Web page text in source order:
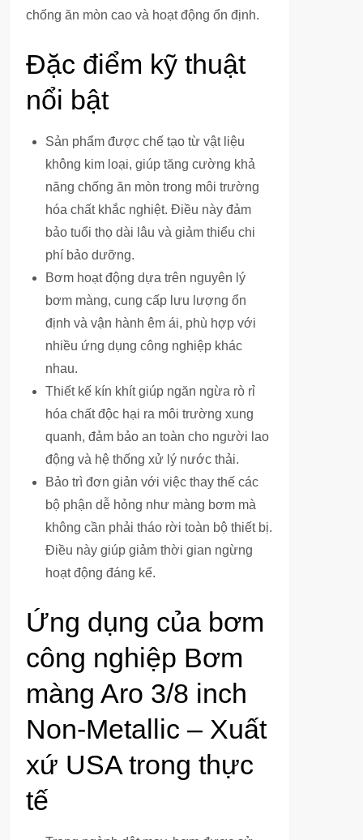
chống ăn mòn cao và hoạt động ổn định.
Đặc điểm kỹ thuật
nổi bật
Sản phẩm được chế tạo từ vật liệu
không kim loại, giúp tăng cường khả
năng chống ăn mòn trong môi trường
hóa chất khắc nghiệt. Điều này đảm
bảo tuổi thọ dài lâu và giảm thiểu chi
phí bảo dưỡng.
Bơm hoạt động dựa trên nguyên lý
bơm màng, cung cấp lưu lượng ổn
định và vận hành êm ái, phù hợp với
nhiều ứng dụng công nghiệp khác
nhau.
Thiết kế kín khít giúp ngăn ngừa rò rỉ
hóa chất độc hại ra môi trường xung
quanh, đảm bảo an toàn cho người lao
động và hệ thống xử lý nước thải.
Bảo trì đơn giản với việc thay thế các
bộ phận dễ hỏng như màng bơm mà
không cần phải tháo rời toàn bộ thiết bị.
Điều này giúp giảm thời gian ngừng
hoạt động đáng kể.
Ứng dụng của bơm
công nghiệp Bơm
màng Aro 3/8 inch
Non-Metallic – Xuất
xứ USA trong thực
tế